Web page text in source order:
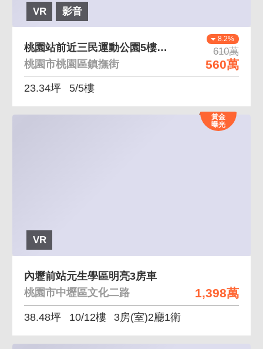
VR 影音
8.2%
610萬
560萬
桃園站前近三民運動公園5樓頂樓戶公寓
桃園市桃園區鎮撫街
23.34坪 5/5樓
VR
黃金
曝光
1,398萬
內壢前站元生學區明亮3房車
桃園市中壢區文化二路
38.48坪 10/12樓 3房(室)2廳1衛